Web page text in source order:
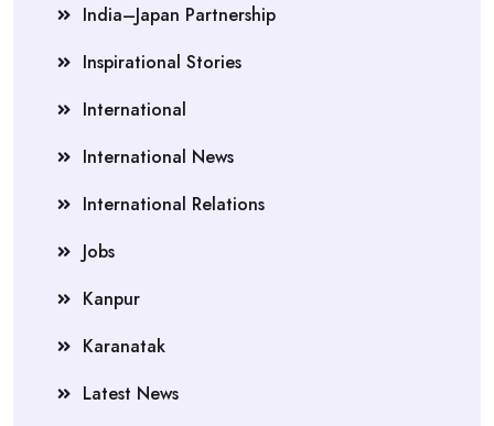
India–Japan Partnership
Inspirational Stories
International
International News
International Relations
Jobs
Kanpur
Karanatak
Latest News